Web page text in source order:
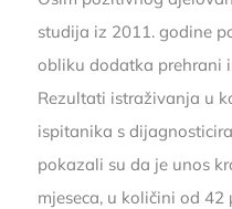
studija iz 2011. godine
obliku dodatka prehrani
Rezultati istraživanja u
ispitanika s
pokazali su da je unos
mjeseca, u količini od 42